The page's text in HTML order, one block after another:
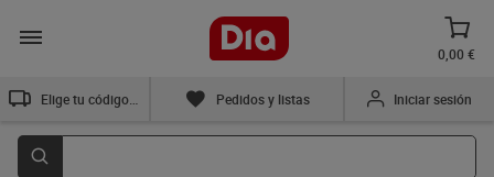
0,00 €
Pedidos y listas Iniciar sesión